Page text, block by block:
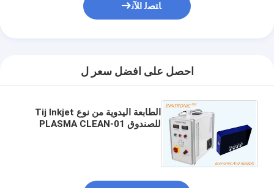
ﺎﺘﺼﻟ ﺍﻶﻧ
احصل على افضل سعر ل
الطابعة اليدوية من نوع Tij Inkjet
للصندوق PLASMA CLEAN-01